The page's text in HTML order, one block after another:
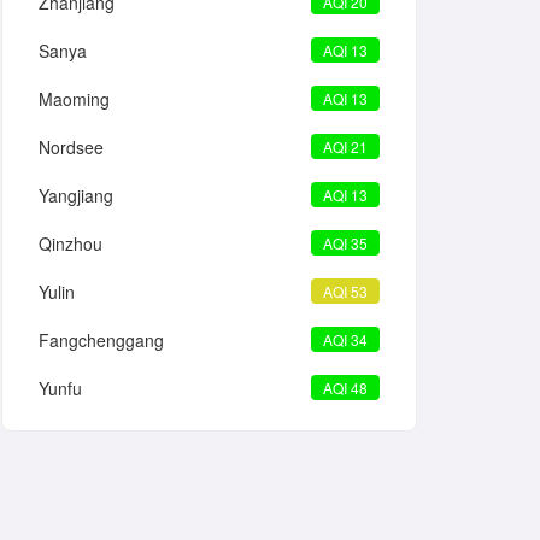
Sanya AQI 13
Maoming AQI 13
Nordsee AQI 21
Yangjiang AQI 13
Qinzhou AQI 35
Yulin AQI 53
Fangchenggang AQI 34
Yunfu AQI 48